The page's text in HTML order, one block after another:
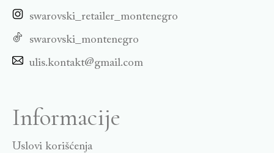
swarovski_retailer_montenegro
swarovski_montenegro
ulis.kontakt@gmail.com
Informacije
Uslovi korišćenja